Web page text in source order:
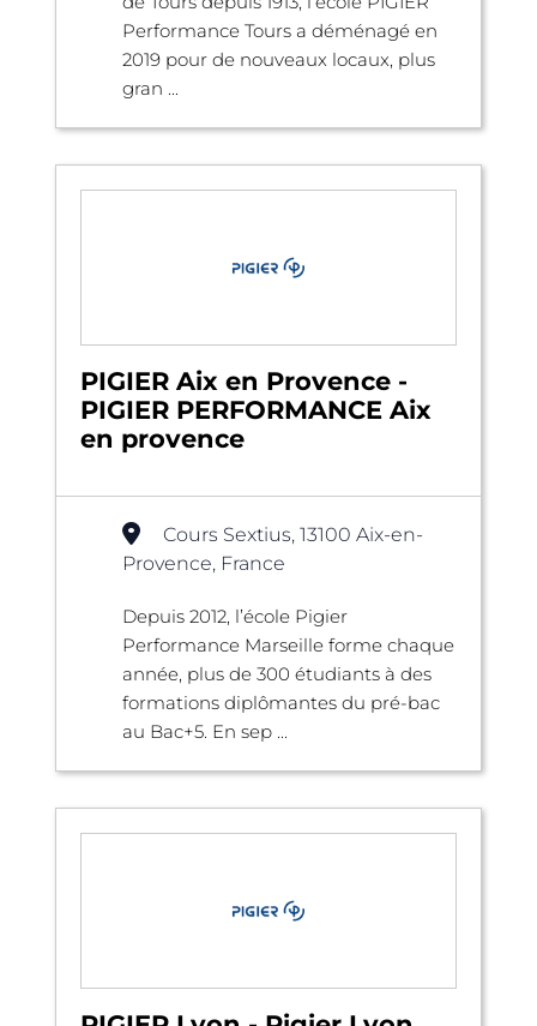
Performance Tours a déménagé en
2019 pour de nouveaux locaux, plus
gran ...
PIGIER Aix en Provence -
PIGIER PERFORMANCE Aix
en provence
Cours Sextius, 13100 Aix-en-
Provence, France
Depuis 2012, l’école Pigier
Performance Marseille forme chaque
année, plus de 300 étudiants à des
formations diplômantes du pré-bac
au Bac+5. En sep ...